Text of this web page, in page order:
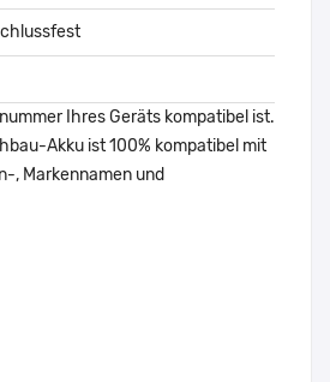
Ihres Geräts kompatibel ist.
Akku ist 100% kompatibel mit
, Markennamen und